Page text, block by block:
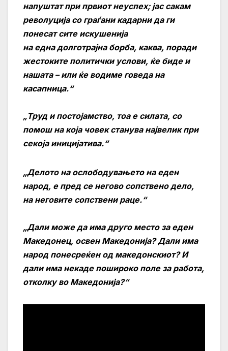
напуштат при првиот неуспех; јас сакам
револуција со граѓани кадарни да ги
понесат сите искушенија
на една долготрајна борба, каква, поради
жестоките политички услови, ќе биде и
нашата – или ќе водиме говеда на
касапница.“
„Труд и постојамство, тоа е силата, со
помош на која човек станува највелик при
секоја иницијатива.“
„Делото на ослободувањето на еден
народ, е пред се негово сопствено дело,
на неговите сопствени раце.“
„Дали може да има друго место за еден
Македонец, освен Македонија? Дали има
народ понесреќен од македонскиот? И
дали има некаде пошироко поле за работа,
отколку во Македонија?“